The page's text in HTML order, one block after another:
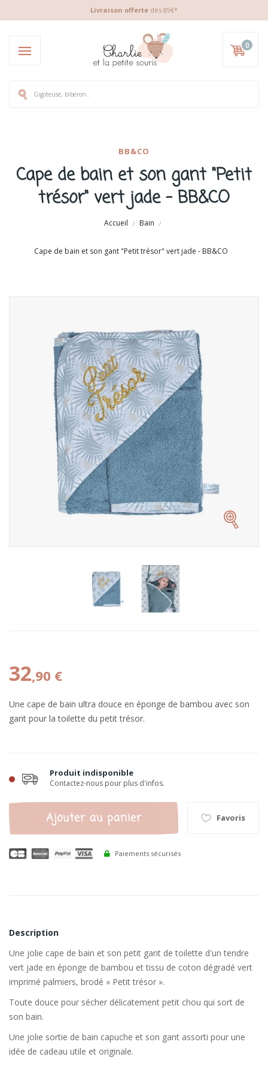
Livraison offerte dès 89€*
0
BB&CO
Cape de bain et son gant "Petit
trésor" vert jade - BB&CO
Accueil Bain
Cape de bain et son gant "Petit trésor" vert jade - BB&CO
32,90 €
Une cape de bain ultra douce en éponge de bambou avec son
gant pour la toilette du petit trésor.
Produit indisponible
Contactez-nous pour plus d'infos.
Ajouter au panier Favoris
Paiements sécurisés
Description
Une jolie cape de bain et son petit gant de toilette d'un tendre
vert jade en éponge de bambou et tissu de coton dégradé vert
imprimé palmiers, brodé « Petit trésor ».
Toute douce pour sécher délicatement petit chou qui sort de
son bain.
Une jolie sortie de bain capuche et son gant assorti pour une
idée de cadeau utile et originale.